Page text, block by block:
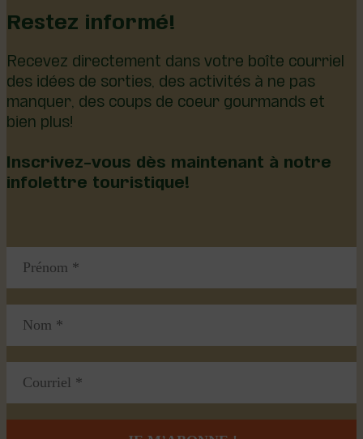
Restez informé!
Recevez directement dans votre boîte courriel
des idées de sorties, des activités à ne pas
manquer, des coups de coeur gourmands et
bien plus!
Inscrivez-vous dès maintenant à notre
infolettre touristique!